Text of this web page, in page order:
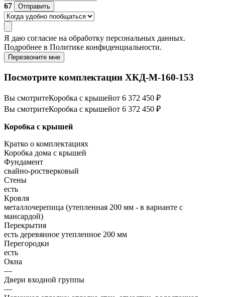
67
Отправить
Я даю согласие на обработку персональных данных.
Подробнее в Политике конфиденциальности.
Перезвоните мне
Посмотрите комплектации ХКД-М-160-153
Вы смотритеКоробка с крышейот 6 372 450 ₽
Вы смотритеКоробка с крышейот 6 372 450 ₽
Коробка с крышей
Кратко о комплектациях
Коробка дома с крышей
Фундамент
свайно-ростверковый
Стены
есть
Кровля
металлочерепица (утепленная 200 мм - в варианте с
мансардой)
Перекрытия
есть деревянное утепленное 200 мм
Перегородки
есть
Окна
—
Двери входной группы
—